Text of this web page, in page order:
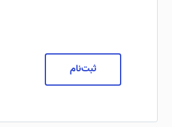
ثبت‌نام